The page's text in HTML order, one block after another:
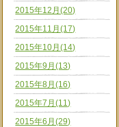
2015年12月(20)
2015年11月(17)
2015年10月(14)
2015年9月(13)
2015年8月(16)
2015年7月(11)
2015年6月(29)